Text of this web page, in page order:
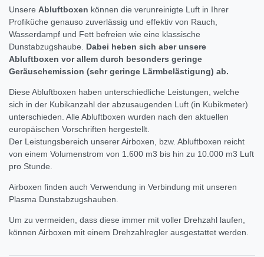
Unsere Abluftboxen können die verunreinigte Luft in Ihrer
Profiküche genauso zuverlässig und effektiv von Rauch,
Wasserdampf und Fett befreien wie eine klassische
Dunstabzugshaube. Dabei heben sich aber unsere
Abluftboxen vor allem durch besonders geringe
Geräuschemission (sehr geringe Lärmbelästigung) ab.
Diese Abluftboxen haben unterschiedliche Leistungen, welche
sich in der Kubikanzahl der abzusaugenden Luft (in Kubikmeter)
unterschieden. Alle Abluftboxen wurden nach den aktuellen
europäischen Vorschriften hergestellt.
Der Leistungsbereich unserer Airboxen, bzw. Abluftboxen reicht
von einem Volumenstrom von 1.600 m3 bis hin zu 10.000 m3 Luft
pro Stunde.
Airboxen finden auch Verwendung in Verbindung mit unseren
Plasma Dunstabzugshauben.
Um zu vermeiden, dass diese immer mit voller Drehzahl laufen,
können Airboxen mit einem Drehzahlregler ausgestattet werden.